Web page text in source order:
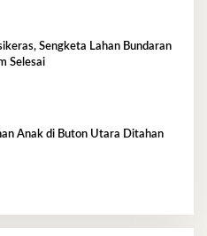
Sengketa Lahan Bundaran
Selesai
Anak di Buton Utara Ditahan